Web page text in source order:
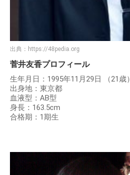
出典： https://48pedia.org
菅井友香プロフィール
生年月日：1995年11月29日 （21歳）
出身地：東京都
血液型：AB型
身長：163.5cm
合格期：1期生